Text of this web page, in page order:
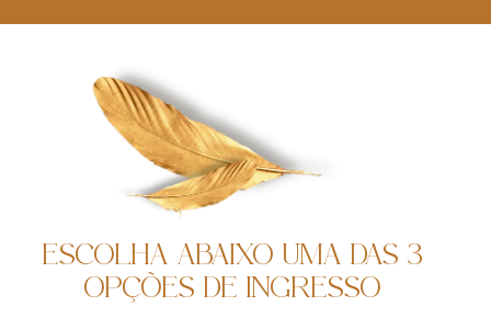
ESCOLHA ABAIXO UMA DAS 3
OPÇÕES DE INGRESSO